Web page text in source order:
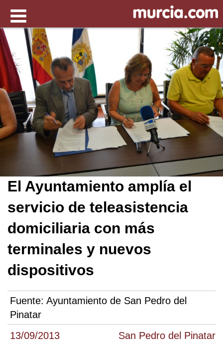
13/09/2013 San Pedro del Pinatar
El Ayuntamiento amplía el
servicio de teleasistencia
domiciliaria con más
terminales y nuevos
dispositivos
Fuente: Ayuntamiento de San Pedro del
Pinatar